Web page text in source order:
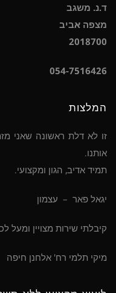
ד.נ. משגב
מצפה אביב
2018700
054-7516426
המלצות
זו לא דלת ראשונה שאני
אותנו.
תמיד אדיב, הגון ומקצועי.
יגאל פאר – עצמון
קיבלתי שירות מצויין
מיקי תלמי רח' אלחנן חיפה